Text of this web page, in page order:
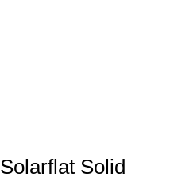
Solarflat Solid